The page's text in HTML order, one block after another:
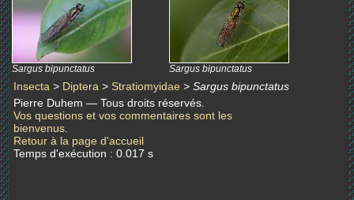
Sargus bipunctatus Sargus bipunctatus
Insecta > Diptera > Stratiomyidae > Sargus bipunctatus
Pierre Duhem — Tous droits réservés.
Vos questions et vos commentaires sont les
bienvenus.
Retour à la page d'accueil
Temps d'exécution : 0.017 s